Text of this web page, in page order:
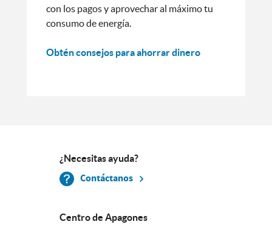
con los pagos y aprovechar al máximo tu
consumo de energía.
Obtén consejos para ahorrar dinero
¿Necesitas ayuda?
Contáctanos
Centro de Apagones